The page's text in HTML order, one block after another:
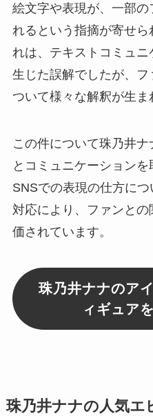
絵文字や表現が、一部
れるという指摘が寄せら
れは、テキストコミュ
生じた誤解でしたが、
ついて様々な解釈が生ま
この件について珠乃井
とコミュニケーション
SNSでの表現の仕方に
対応により、ファンと
価されています。
珠乃井ナナのア
ィギュア
珠乃井ナナの人気エ